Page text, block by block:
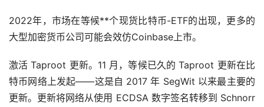
2022年，市场在等候**个现货比特币-ETF的出现，更多的
大型加密货币公司可能会效仿Coinbase上市。
激活 Taproot 更新。11 月，等候已久的 Taproot 更新在比
特币网络上发起——这是自 2017 年 SegWit 以来最主要的
更新。更新将网络从使用 ECDSA 数字签名转移到 Schnorr